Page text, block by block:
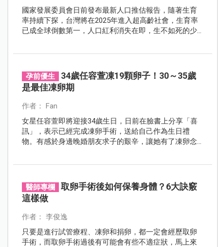
國家發展委員會日前發布最新人口推估報告，隨著生育
率持續下探，台灣將在2025年進入超高齡社會，生育率
已成全球倒數第一，人口紅利消失在即，生不如死的少
孕前優生
34歲任容萱凍19顆卵子！30～35歲
是最佳凍卵期
作者： Fan
女星任容萱即將迎接34歲生日，日前在臉書上分享「喜
訊」，表示已經完成凍卵手術，送給自己作為生日禮
物。有感於身邊晚婚朋友求子的艱辛，讓她有了凍卵念
醫師專欄
取卵手術後如何保養身體？6大訣竅
這樣做
作者： 李俊逸
只要是進行試管療程、凍卵和捐卵，都一定會經歷取卵
手術，而取卵手術過後有可能會有些不適症狀，馬上來